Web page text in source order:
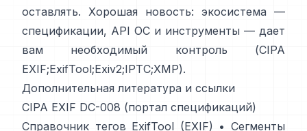
оставлять. Хорошая новость: экосистема —
спецификации, API ОС и инструменты — дает
вам необходимый контроль (CIPA
EXIF;ExifTool;Exiv2;IPTC;XMP).
Дополнительная литература и ссылки
CIPA EXIF DC-008 (портал спецификаций)
Справочник тегов ExifTool (EXIF) • Сегменты